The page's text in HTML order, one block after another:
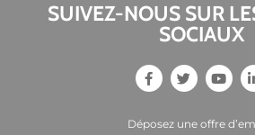
SUIVEZ-NOUS SUR
SOCIAUX
Déposez une offre